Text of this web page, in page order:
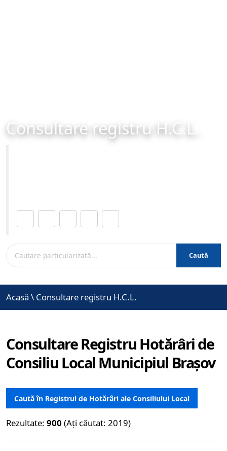
Consultare registru H.C.L.
Caută
Acasă \ Consultare registru H.C.L.
Consultare Registru Hotărâri de
Consiliu Local Municipiul Brașov
Caută în Registrul de Hotărâri ale Consiliului Local
Rezultate: 900 (Ați căutat: 2019)